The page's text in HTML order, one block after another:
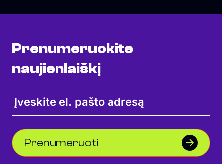
Prenumeruokite
naujienlaiškį
Prenumeruoti